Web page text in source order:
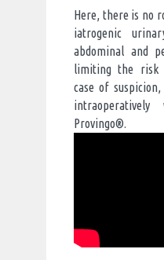
Here, there is no
iatrogenic
abdominal and
limiting the risk
case of
Provingo®.